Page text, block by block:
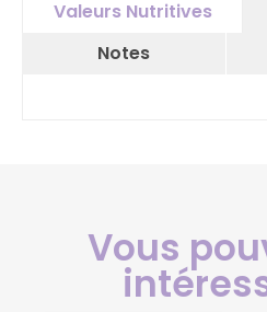
Valeurs Nutritives
Notes
Vous